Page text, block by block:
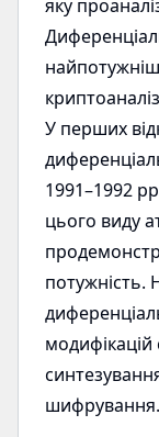
яку
У перших
1991–1992
цього виду
потужність.
модифікацій
шифрування.